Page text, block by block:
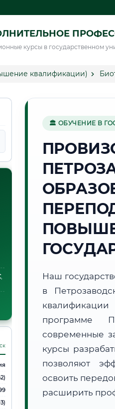
курсы в государственном
квалификации)
,
🏛 ОБУЧЕНИЕ В
Наш
в
программе
современные
курсы
позволяют
освоить
расширить